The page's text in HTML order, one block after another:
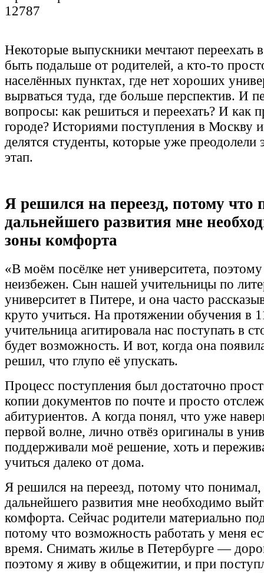
12787
Некоторые выпускники мечтают переехать
быть подальше от родителей, а кто-то
населённых пунктах, где нет хороших
вырваться туда, где больше перспектив. И
вопросы: как решиться и переехать? И как
городе? Историями поступления в Москву
делятся студенты, которые уже преодолели
этап.
Я решился на переезд, потому что
дальнейшего развития мне
зоны комфорта
«В моём посёлке нет университета,
неизбежен. Сын нашей учительницы по
университет в Питере, и она часто
круто учиться. На протяжении обучения в
учительница агитировала нас поступать в
будет возможность. И вот, когда она
решил, что глупо её упускать.
Процесс поступления был достаточно
копии документов по почте и просто
абитуриентов. А когда понял, что уже
первой волне, лично отвёз оригиналы в
поддерживали моё решение, хоть и
учиться далеко от дома.
Я решился на переезд, потому что понимал,
дальнейшего развития мне необходимо
комфорта. Сейчас родители материально
потому что возможность работать у меня
время. Снимать жилье в Петербурге —
поэтому я живу в общежитии, и при